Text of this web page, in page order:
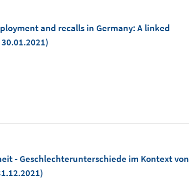
and recalls in Germany: A linked
- Geschlechterunterschiede im Kontext von